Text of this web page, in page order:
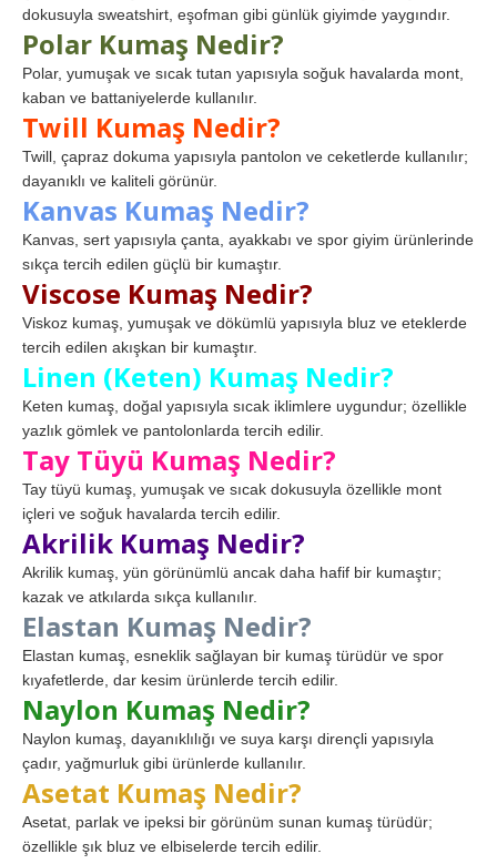
dokusuyla sweatshirt, eşofman gibi günlük giyimde yaygındır.
Polar Kumaş Nedir?
Polar, yumuşak ve sıcak tutan yapısıyla soğuk havalarda mont,
kaban ve battaniyelerde kullanılır.
Twill Kumaş Nedir?
Twill, çapraz dokuma yapısıyla pantolon ve ceketlerde kullanılır;
dayanıklı ve kaliteli görünür.
Kanvas Kumaş Nedir?
Kanvas, sert yapısıyla çanta, ayakkabı ve spor giyim ürünlerinde
sıkça tercih edilen güçlü bir kumaştır.
Viscose Kumaş Nedir?
Viskoz kumaş, yumuşak ve dökümlü yapısıyla bluz ve eteklerde
tercih edilen akışkan bir kumaştır.
Linen (Keten) Kumaş Nedir?
Keten kumaş, doğal yapısıyla sıcak iklimlere uygundur; özellikle
yazlık gömlek ve pantolonlarda tercih edilir.
Tay Tüyü Kumaş Nedir?
Tay tüyü kumaş, yumuşak ve sıcak dokusuyla özellikle mont
içleri ve soğuk havalarda tercih edilir.
Akrilik Kumaş Nedir?
Akrilik kumaş, yün görünümlü ancak daha hafif bir kumaştır;
kazak ve atkılarda sıkça kullanılır.
Elastan Kumaş Nedir?
Elastan kumaş, esneklik sağlayan bir kumaş türüdür ve spor
kıyafetlerde, dar kesim ürünlerde tercih edilir.
Naylon Kumaş Nedir?
Naylon kumaş, dayanıklılığı ve suya karşı dirençli yapısıyla
çadır, yağmurluk gibi ürünlerde kullanılır.
Asetat Kumaş Nedir?
Asetat, parlak ve ipeksi bir görünüm sunan kumaş türüdür;
özellikle şık bluz ve elbiselerde tercih edilir.